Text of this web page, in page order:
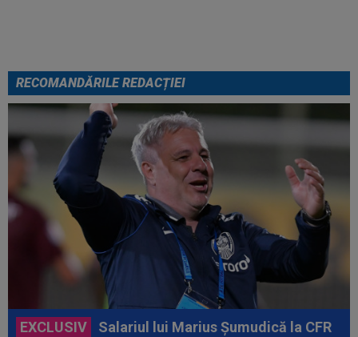
RECOMANDĂRILE REDACȚIEI
EXCLUSIV
Salariul lui Marius Șumudică la CFR